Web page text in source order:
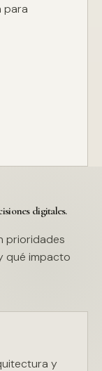
para
digitales.
prioridades
qué impacto
y